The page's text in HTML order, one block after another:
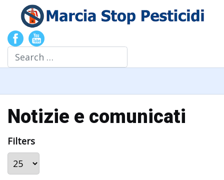
Search
Notizie e comunicati
Filters
Display #